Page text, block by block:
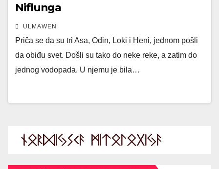
Niflunga
ULMAWEN
Priča se da su tri Asa, Odin, Loki i Heni, jednom pošli
da obiđu svet. Došli su tako do neke reke, a zatim do
jednog vodopada. U njemu je bila…